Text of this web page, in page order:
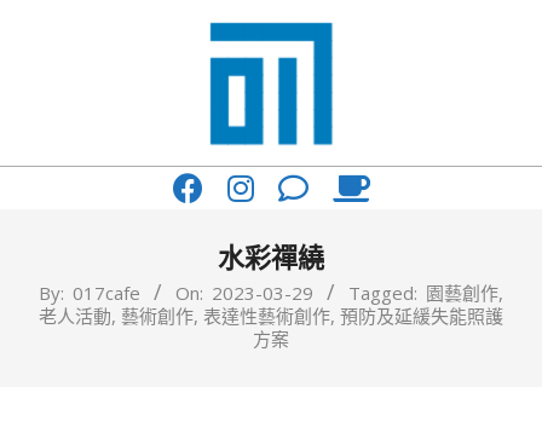
017
你
一
水彩禪繞
By: 017cafe On: 2023-03-29 Tagged: 園藝創作,
老人活動, 藝術創作, 表達性藝術創作, 預防及延緩失能照護
方案